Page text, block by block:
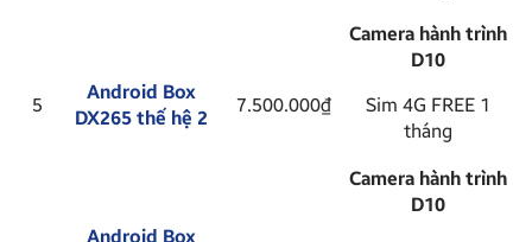
5
Android Box
DX265 thế hệ 2
7.500.000₫
Camera hành trình
D10
Sim 4G FREE 1
tháng
Android Box
Camera hành trình
D10